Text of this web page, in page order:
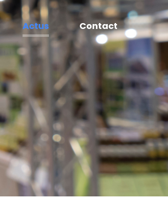
Actus Contact